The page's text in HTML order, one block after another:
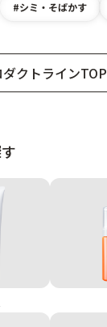
シミ・そばかす
ダクトラインTOP